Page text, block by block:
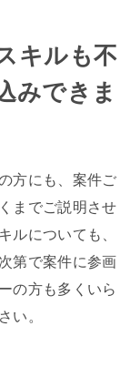
キルも不
みできま
方にも、案件ご
までご説明させ
ルについても、
第で案件に参画
の方も多くいら
い。